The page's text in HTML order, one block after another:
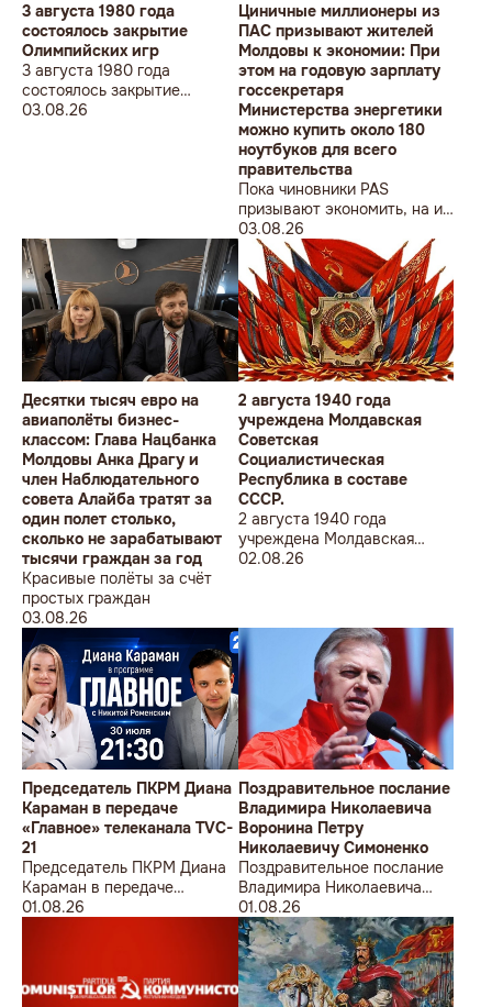
3 августа 1980 года
состоялось закрытие
Олимпийских игр
3 августа 1980 года
состоялось закрытие
Олимпийских игр
03.08.26
Циничные миллионеры из
ПАС призывают жителей
Молдовы к экономии: При
этом на годовую зарплату
госсекретаря
Министерства энергетики
можно купить около 180
ноутбуков для всего
правительства
Пока чиновники PAS
призывают экономить, на их
собственные доходы можно
купить технику для целого
учреждения
03.08.26
Десятки тысяч евро на
авиаполёты бизнес-
классом: Глава Нацбанка
Молдовы Анка Драгу и
член Наблюдательного
совета Алайба тратят за
один полет столько,
сколько не зарабатывают
тысячи граждан за год
Красивые полёты за счёт
простых граждан
03.08.26
2 августа 1940 года
учреждена Молдавская
Советская
Социалистическая
Республика в составе
СССР.
2 августа 1940 года
учреждена Молдавская
Советская
02.08.26
Председатель ПКРМ Диана
Караман в передаче
«Главное» телеканала TVC-
21
Председатель ПКРМ Диана
Караман в передаче
«Главное» телеканала TVC-
01.08.26
Поздравительное послание
Владимира Николаевича
Воронина Петру
Николаевичу Симоненко
Поздравительное послание
Владимира Николаевича
Воронина Петру
Николаевичу Симоненко
01.08.26